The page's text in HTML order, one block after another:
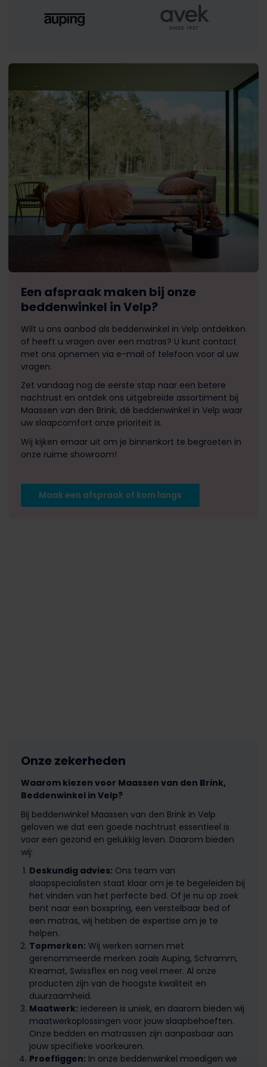
Een afspraak maken bij onze
beddenwinkel in Velp?
Wilt u ons aanbod als beddenwinkel in Velp ontdekken
of heeft u vragen over een matras? U kunt contact
met ons opnemen via e-mail of telefoon voor al uw
vragen.
Zet vandaag nog de eerste stap naar een betere
nachtrust en ontdek ons uitgebreide assortiment bij
Maassen van den Brink, dé beddenwinkel in Velp waar
uw slaapcomfort onze prioriteit is.
Wij kijken ernaar uit om je binnenkort te begroeten in
onze ruime showroom!
Maak een afspraak of kom langs
Onze zekerheden
Waarom kiezen voor Maassen van den Brink,
Beddenwinkel in Velp?
Bij beddenwinkel Maassen van den Brink in Velp
geloven we dat een goede nachtrust essentieel is
voor een gezond en gelukkig leven. Daarom bieden
wij:
Deskundig advies: Ons team van
slaapspecialisten staat klaar om je te begeleiden bij
het vinden van het perfecte bed. Of je nu op zoek
bent naar een boxspring, een verstelbaar bed of
een matras, wij hebben de expertise om je te
helpen.
Topmerken: Wij werken samen met
gerenommeerde merken zoals Auping, Schramm,
Kreamat, Swissflex en nog veel meer. Al onze
producten zijn van de hoogste kwaliteit en
duurzaamheid.
Maatwerk: Iedereen is uniek, en daarom bieden wij
maatwerkoplossingen voor jouw slaapbehoeften.
Onze bedden en matrassen zijn aanpasbaar aan
jouw specifieke voorkeuren.
Proefliggen: In onze beddenwinkel moedigen we